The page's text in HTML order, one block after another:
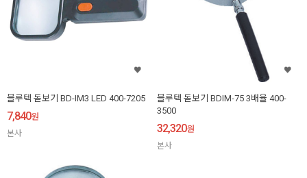
블루텍 돋보기 BD-IM3 LED 400-7205
7,840원
본사
블루텍 돋보기 BDIM-75 3배율 400-
3500
32,320원
본사